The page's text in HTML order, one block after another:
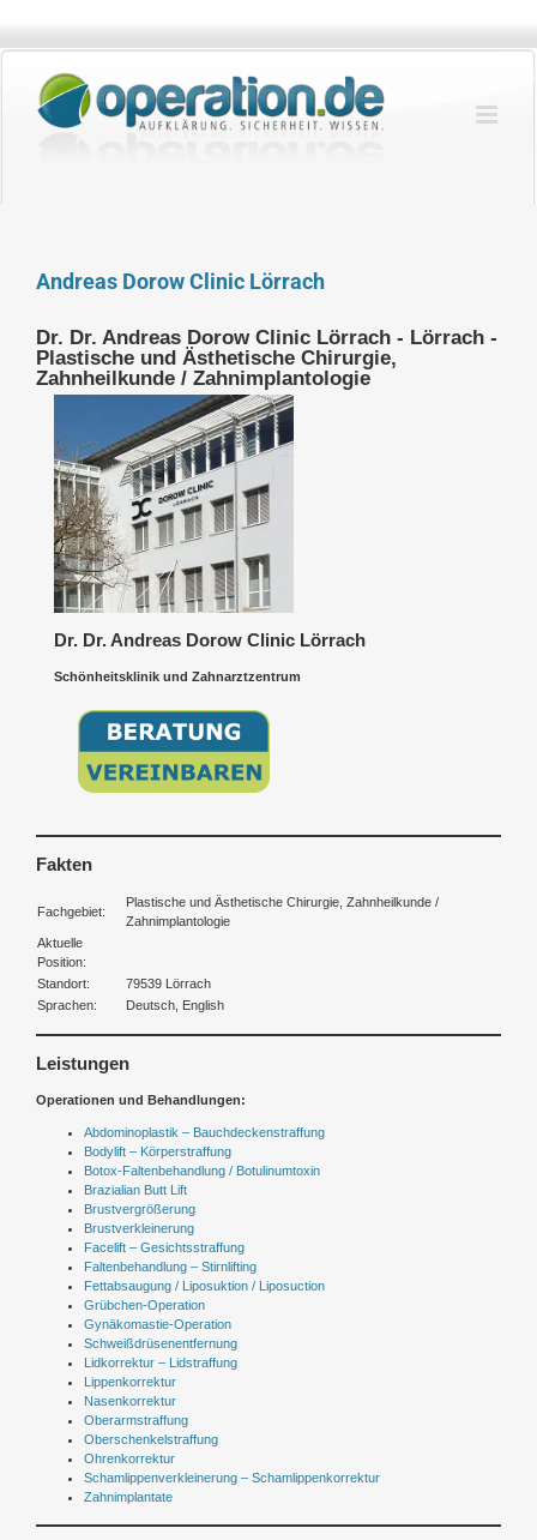
springen
Andreas Dorow Clinic Lörrach
Dr. Dr. Andreas Dorow Clinic Lörrach - Lörrach -
Plastische und Ästhetische Chirurgie,
Zahnheilkunde / Zahnimplantologie
Dr. Dr. Andreas Dorow Clinic Lörrach
Schönheitsklinik und Zahnarztzentrum
Fakten
Fachgebiet:
Plastische und Ästhetische Chirurgie, Zahnheilkunde /
Zahnimplantologie
Aktuelle
Position:
Standort:
79539 Lörrach
Sprachen:
Deutsch, English
Leistungen
Operationen und Behandlungen:
Abdominoplastik – Bauchdeckenstraffung
Bodylift – Körperstraffung
Botox-Faltenbehandlung / Botulinumtoxin
Brazialian Butt Lift
Brustvergrößerung
Brustverkleinerung
Facelift – Gesichtsstraffung
Faltenbehandlung – Stirnlifting
Fettabsaugung / Liposuktion / Liposuction
Grübchen-Operation
Gynäkomastie-Operation
Schweißdrüsenentfernung
Lidkorrektur – Lidstraffung
Lippenkorrektur
Nasenkorrektur
Oberarmstraffung
Oberschenkelstraffung
Ohrenkorrektur
Schamlippenverkleinerung – Schamlippenkorrektur
Zahnimplantate